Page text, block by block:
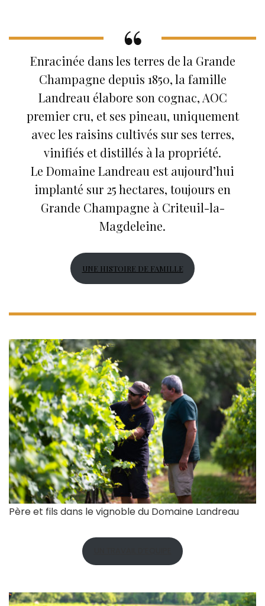
Enracinée dans les terres de la Grande
Champagne depuis 1850, la famille
Landreau élabore son cognac, AOC
premier cru, et ses pineau, uniquement
avec les raisins cultivés sur ses terres,
vinifiés et distillés à la propriété.
Le Domaine Landreau est aujourd’hui
implanté sur 25 hectares, toujours en
Grande Champagne à Criteuil-la-
Magdeleine.
UNE HISTOIRE DE FAMILLE
Père et fils dans le vignoble du Domaine Landreau